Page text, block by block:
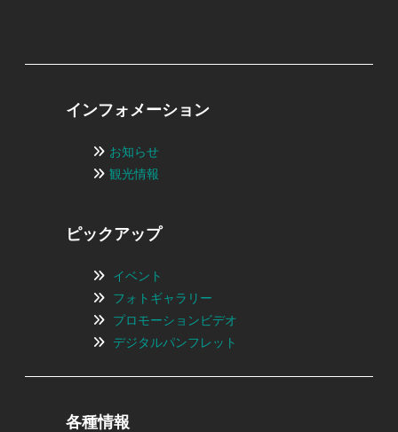
インフォメーション
お知らせ
観光情報
ピックアップ
イベント
フォトギャラリー
プロモーションビデオ
デジタルパンフレット
各種情報